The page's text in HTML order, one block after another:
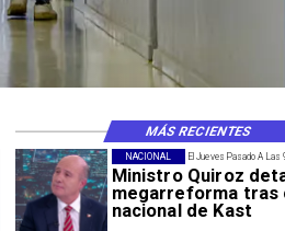
El Jueves Pasado A Las
Ministro Quiroz
megarreforma tras
nacional de Kast
NACIONAL
MÁS RECIENTES